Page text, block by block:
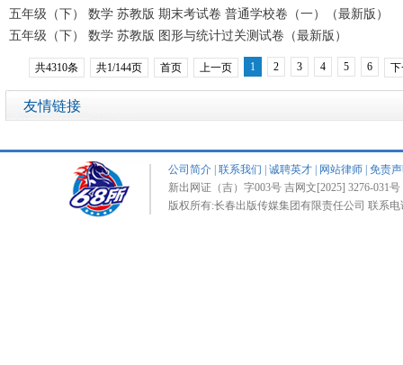
五年级（下） 数学 苏教版 期末考试卷 普通学校卷（一）（最新版）
五年级（下） 数学 苏教版 图形与统计过关测试卷（最新版）
共4310条 共1/144页 首页 上一页 1 2 3 4 5 6
友情链接
公司简介 联系我们 诚聘英才 网站律师 免责
新出网证（吉）字003号 吉网文[2025] 3276-031
版权所有:长春出版传媒集团有限责任公司 联系电